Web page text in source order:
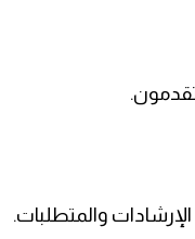
والمتطلبات.